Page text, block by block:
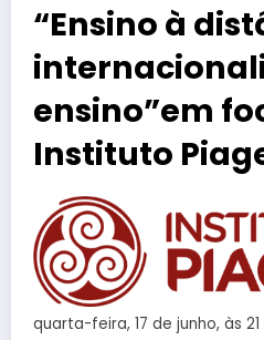
“Ensino à
ensino”em
Instituto
quarta-feira, 17 de junho, às